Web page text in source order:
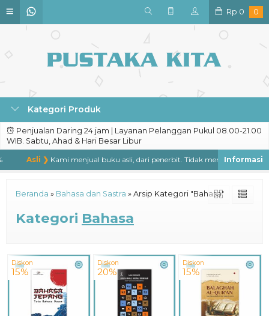
Rp 0 0
Kategori Produk
Penjualan Daring 24 jam | Layanan Pelanggan Pukul 08.00-21.00
WIB. Sabtu, Ahad & Hari Besar Libur
Asli ❯ Kami menjual buku asli, dari penerbit. Tidak menjual buku
Beranda » Bahasa dan Sastra » Arsip Kategori "Bahasa"
Kategori Bahasa
Diskon
15%
Diskon
20%
Diskon
15%